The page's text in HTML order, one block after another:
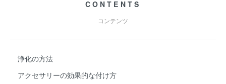
CONTENTS
コンテンツ
浄化の方法
アクセサリーの効果的な付け方